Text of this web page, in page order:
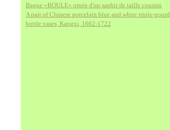
Bague «BOULE» ornée d'un saphir de taille coussin
A pair of Chinese porcelain blue and white triple-gourd
bottle vases, Kangxi, 1662-1722